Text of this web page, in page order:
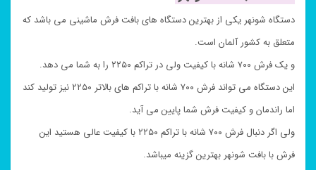
دستگاه شونهر یکی از بهترین دستگاه های بافت فرش ماشینی می باشد که
متعلق به کشور آلمان است.
و یک فرش ۷۰۰ شانه با کیفیت ولی در تراکم ۲۲۵۰ را به شما می دهد.
این دستگاه می تواند فرش ۷۰۰ شانه با تراکم های بالاتر ۲۲۵۰ نیز تولید کند
اما راندمان و کیفیت فرش شما پایین می آید.
ولی اگر دنبال فرش ۷۰۰ شانه با تراکم ۲۲۵۰ با کیفیت عالی هستید این
فرش با بافت شونهر بهترین گزینه میباشد.